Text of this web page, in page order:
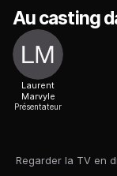
Regarder la TV en
Au casting
Laurent
Marvyle
Présentateur